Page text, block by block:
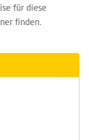
für diese
finden.